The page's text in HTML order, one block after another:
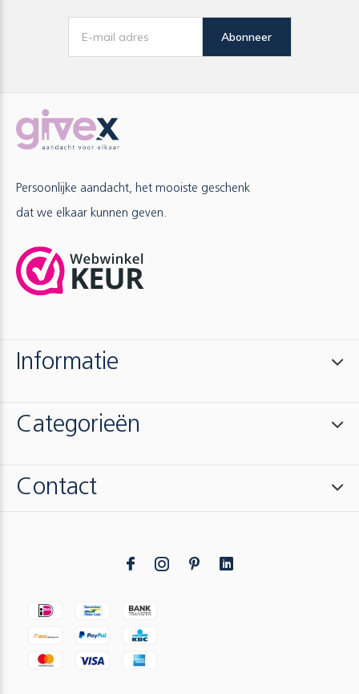
Abonneer
Persoonlijke aandacht, het mooiste geschenk
dat we elkaar kunnen geven.
Informatie
Categorieën
Contact